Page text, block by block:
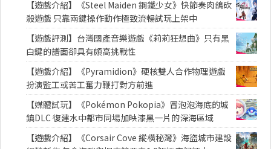
【遊戲介紹】《Steel Maiden 鋼鐵少女》快節奏肉鴿砍
殺遊戲 只靠兩鍵操作動作極致流暢試玩上架中
【遊戲評測】台灣國產音樂遊戲《莉莉狂想曲》只有黑
白鍵的譜面卻具有頗高挑戰性
【遊戲介紹】《Pyramidion》硬核雙人合作物理遊戲
扮演監工或苦工奮力鞭打對方前進
【媒體試玩】《Pokémon Pokopia》冒泡泡海底的城
鎮DLC 復建水中都市同場加映漆黑一片的深海區域
【遊戲介紹】《Corsair Cove 縱橫秘灣》海盜城市建設